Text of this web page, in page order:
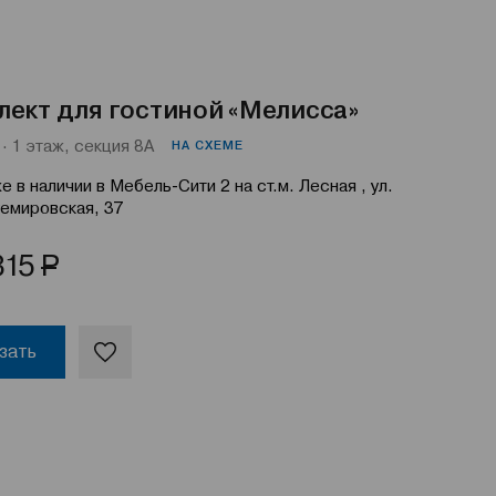
для гостиной «Мелисса»
· 1 этаж, секция 8А НА СХЕМЕ
в наличии в Мебель-Сити 2 на ст.м. Лесная , ул.
37
Р